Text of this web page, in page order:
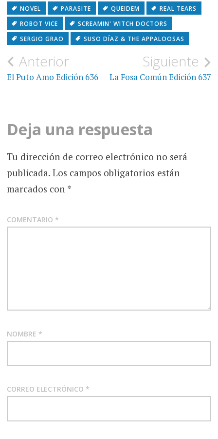
NOVEL
PARASITE QUEIDEM
REAL TEARS
ROBOT VICE
SCREAMIN' WITCH DOCTORS
SERGIO GRAO
SUSO DÍAZ & THE APPALOOSAS
Navegación
de
Anterior
El Puto Amo Edición 636
Siguiente
La Fosa Común Edición 637
Deja una respuesta
Tu dirección de correo electrónico no será
publicada. Los campos obligatorios están
marcados con *
COMENTARIO *
NOMBRE *
CORREO ELECTRÓNICO *